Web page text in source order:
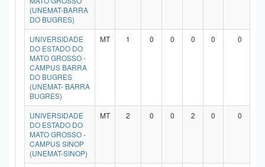
(UNEMAT-BARRA
DO BUGRES)
UNIVERSIDADE
DO ESTADO DO
MATO GROSSO -
CAMPUS BARRA
DO BUGRES
(UNEMAT- BARRA
BUGRES)
MT 1 0 0 0 0 0
UNIVERSIDADE
DO ESTADO DO
MATO GROSSO -
CAMPUS SINOP
(UNEMAT-SINOP)
MT 2 0 0 2 0 0